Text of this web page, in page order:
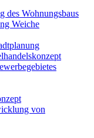
des Wohnungsbaus
Weiche
von